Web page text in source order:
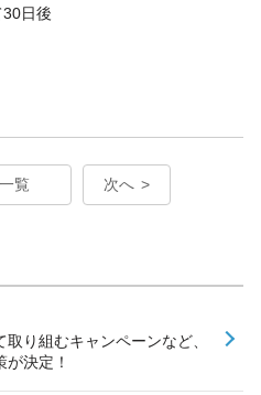
日後
一覧 次へ
り組むキャンペーンなど、
決定！